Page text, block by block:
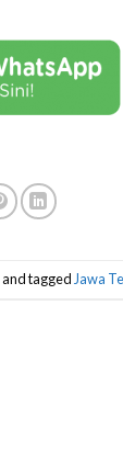
and taggedJawa